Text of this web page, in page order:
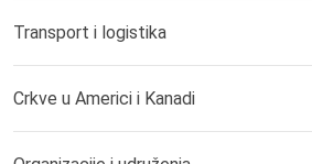
Transport i logistika
Crkve u Americi i Kanadi